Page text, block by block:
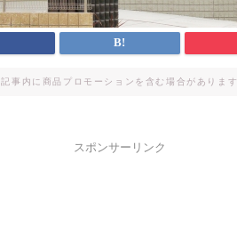
記事内に商品プロモーションを含む場合があります
スポンサーリンク